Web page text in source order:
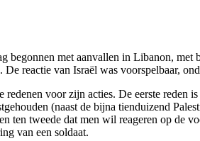
begonnen met aanvallen in Libanon,
reactie van Israël was voorspelbaar,
voor zijn acties. De eerste
(naast de bijna tienduizend
ten tweede dat men wil reageren op de
van een soldaat.